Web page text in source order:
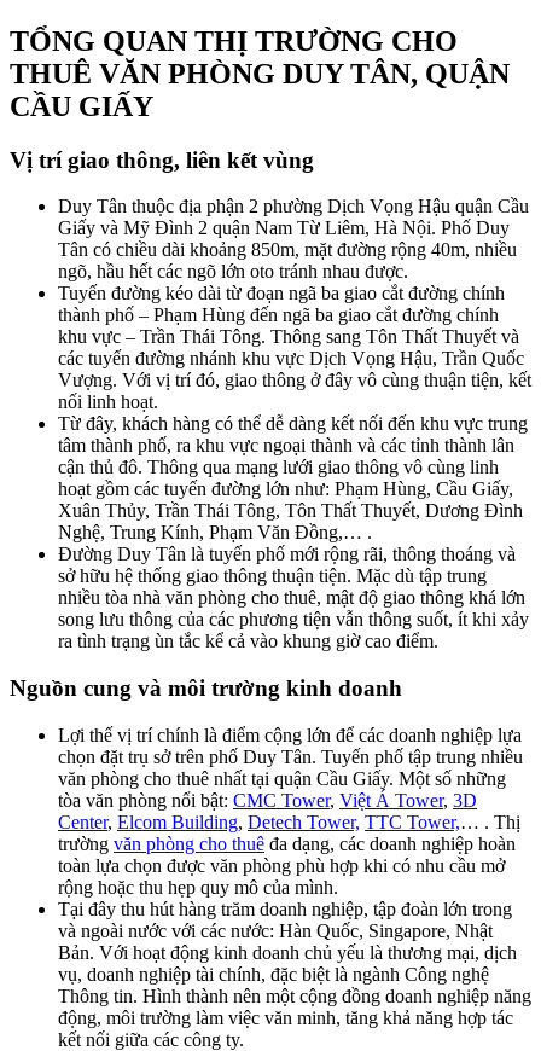
TỔNG QUAN THỊ TRƯỜNG CHO
THUÊ VĂN PHÒNG DUY TÂN, QUẬN
CẦU GIẤY
Vị trí giao thông, liên kết vùng
Duy Tân thuộc địa phận 2 phường Dịch Vọng Hậu quận Cầu
Giấy và Mỹ Đình 2 quận Nam Từ Liêm, Hà Nội. Phố Duy
Tân có chiều dài khoảng 850m, mặt đường rộng 40m, nhiều
ngõ, hầu hết các ngõ lớn oto tránh nhau được.
Tuyến đường kéo dài từ đoạn ngã ba giao cắt đường chính
thành phố – Phạm Hùng đến ngã ba giao cắt đường chính
khu vực – Trần Thái Tông. Thông sang Tôn Thất Thuyết và
các tuyến đường nhánh khu vực Dịch Vọng Hậu, Trần Quốc
Vượng. Với vị trí đó, giao thông ở đây vô cùng thuận tiện, kết
nối linh hoạt.
Từ đây, khách hàng có thể dễ dàng kết nối đến khu vực trung
tâm thành phố, ra khu vực ngoại thành và các tỉnh thành lân
cận thủ đô. Thông qua mạng lưới giao thông vô cùng linh
hoạt gồm các tuyến đường lớn như: Phạm Hùng, Cầu Giấy,
Xuân Thủy, Trần Thái Tông, Tôn Thất Thuyết, Dương Đình
Nghệ, Trung Kính, Phạm Văn Đồng,… .
Đường Duy Tân là tuyến phố mới rộng rãi, thông thoáng và
sở hữu hệ thống giao thông thuận tiện. Mặc dù tập trung
nhiều tòa nhà văn phòng cho thuê, mật độ giao thông khá lớn
song lưu thông của các phương tiện vẫn thông suốt, ít khi xảy
ra tình trạng ùn tắc kể cả vào khung giờ cao điểm.
Nguồn cung và môi trường kinh doanh
Lợi thế vị trí chính là điểm cộng lớn để các doanh nghiệp lựa
chọn đặt trụ sở trên phố Duy Tân. Tuyến phố tập trung nhiều
văn phòng cho thuê nhất tại quận Cầu Giấy. Một số những
tòa văn phòng nổi bật: CMC Tower, Việt Á Tower, 3D
Center, Elcom Building, Detech Tower, TTC Tower,… . Thị
trường văn phòng cho thuê đa dạng, các doanh nghiệp hoàn
toàn lựa chọn được văn phòng phù hợp khi có nhu cầu mở
rộng hoặc thu hẹp quy mô của mình.
Tại đây thu hút hàng trăm doanh nghiệp, tập đoàn lớn trong
và ngoài nước với các nước: Hàn Quốc, Singapore, Nhật
Bản. Với hoạt động kinh doanh chủ yếu là thương mại, dịch
vụ, doanh nghiệp tài chính, đặc biệt là ngành Công nghệ
Thông tin. Hình thành nên một cộng đồng doanh nghiệp năng
động, môi trường làm việc văn minh, tăng khả năng hợp tác
kết nối giữa các công ty.